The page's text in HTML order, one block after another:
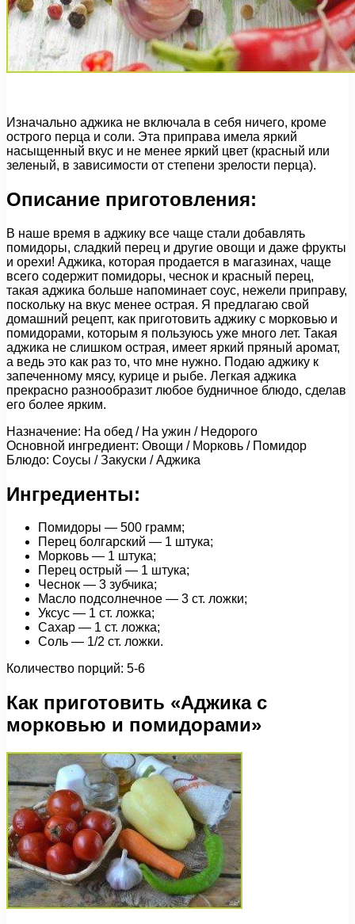
Изначально аджика не включала в себя ничего, кроме
острого перца и соли. Эта приправа имела яркий
насыщенный вкус и не менее яркий цвет (красный или
зеленый, в зависимости от степени зрелости перца).
Описание приготовления:
В наше время в аджику все чаще стали добавлять
помидоры, сладкий перец и другие овощи и даже фрукты
и орехи! Аджика, которая продается в магазинах, чаще
всего содержит помидоры, чеснок и красный перец,
такая аджика больше напоминает соус, нежели приправу,
поскольку на вкус менее острая. Я предлагаю свой
домашний рецепт, как приготовить аджику с морковью и
помидорами, которым я пользуюсь уже много лет. Такая
аджика не слишком острая, имеет яркий пряный аромат,
а ведь это как раз то, что мне нужно. Подаю аджику к
запеченному мясу, курице и рыбе. Легкая аджика
прекрасно разнообразит любое будничное блюдо, сделав
его более ярким.
Назначение: На обед / На ужин / Недорого
Основной ингредиент: Овощи / Морковь / Помидор
Блюдо: Соусы / Закуски / Аджика
Ингредиенты:
Помидоры — 500 грамм;
Перец болгарский — 1 штука;
Морковь — 1 штука;
Перец острый — 1 штука;
Чеснок — 3 зубчика;
Масло подсолнечное — 3 ст. ложки;
Уксус — 1 ст. ложка;
Сахар — 1 ст. ложка;
Соль — 1/2 ст. ложки.
Количество порций: 5-6
Как приготовить «Аджика с
морковью и помидорами»